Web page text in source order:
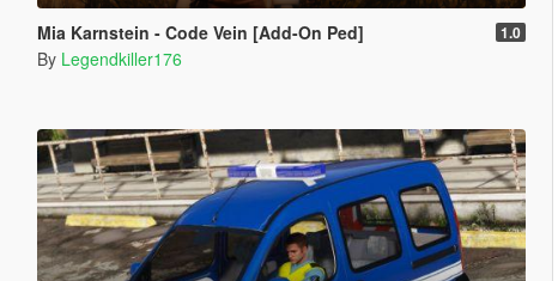
Mia Karnstein - Code Vein [Add-On Ped] 1.0
By Legendkiller176